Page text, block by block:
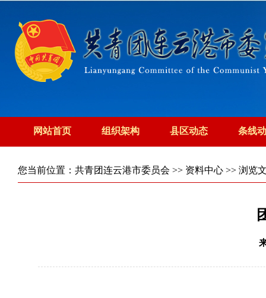
网站首页 组织架构 县区动态 条线
您当前位置： 共青团连云港市委员会 >> 资料中心 >> 浏览